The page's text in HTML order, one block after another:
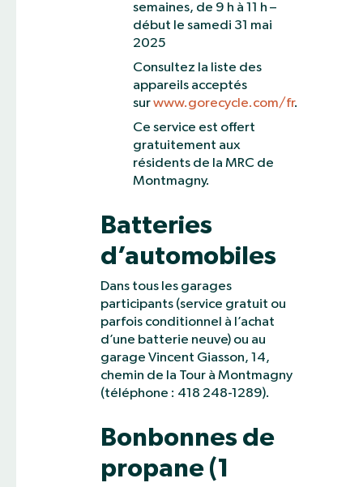
semaines, de 9 h à 11 h –
début le samedi 31 mai
2025
Consultez la liste des
appareils acceptés
surwww.gorecycle.com/fr.
Ce service est offert
gratuitement aux
résidents de la MRC de
Montmagny.
Batteries
d’automobiles
Dans tous les garages
participants (service gratuit ou
parfois conditionnel à l’achat
d’une batterie neuve) ou au
garage Vincent Giasson, 14,
chemin de la Tour à Montmagny
(téléphone : 418 248-1289).
Bonbonnes de
propane (1